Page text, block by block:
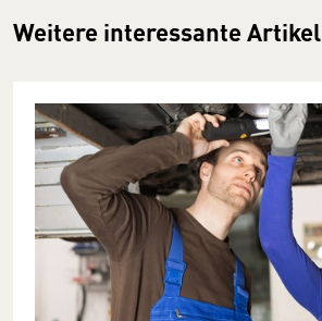
Weitere interessante Artikel